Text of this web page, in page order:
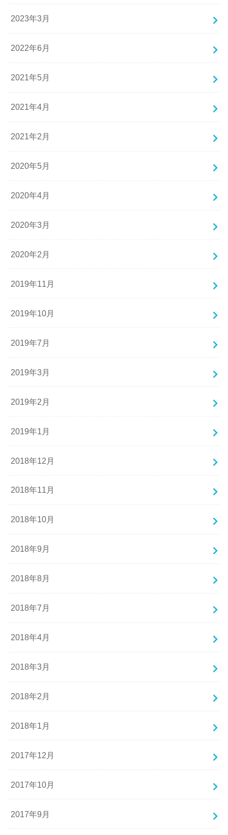
2023年3月
2022年6月
2021年5月
2021年4月
2021年2月
2020年5月
2020年4月
2020年3月
2020年2月
2019年11月
2019年10月
2019年7月
2019年3月
2019年2月
2019年1月
2018年12月
2018年11月
2018年10月
2018年9月
2018年8月
2018年7月
2018年4月
2018年3月
2018年2月
2018年1月
2017年12月
2017年10月
2017年9月